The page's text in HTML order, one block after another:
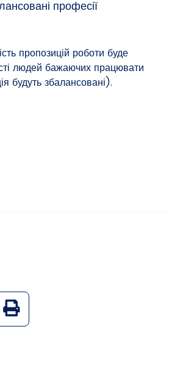
професії
пропозицій роботи буде
людей бажаючих працювати
будуть збалансовані).
na social mediach
Generuj wersję PDF strony